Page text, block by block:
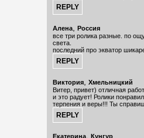
Алена, Россия
все три ролика разные. по
света.
последний про экватор
Виктория, Хмельницкий
Витер, привет) отличная
и это радует! Ролики
терпения и веры!!! Ты
Екатерина, Кунгур